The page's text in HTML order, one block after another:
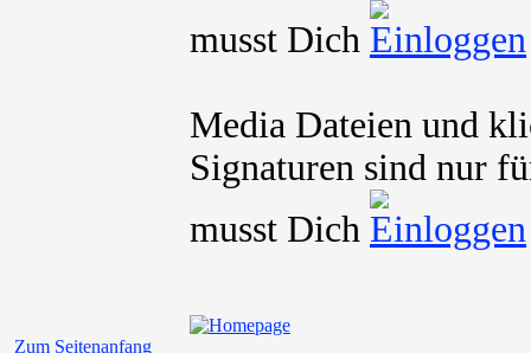
musst Dich
Media Dateien und
Signaturen sind nur
musst Dich
Zum Seitenanfang